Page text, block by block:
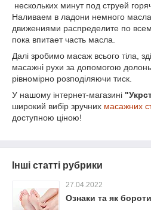
нескольких минут под струей
Наливаем в ладони немного
движениями распределите по
пока впитает часть масла.
Далі зробимо масаж всього тіла,
масажні рухи за допомогою
рівномірно розподіляючи тиск.
У нашому інтернет-магазині
широкий вибір зручних масажних
доступною ціною!
Інші статті рубрики
27.04.2022
Ознаки та як